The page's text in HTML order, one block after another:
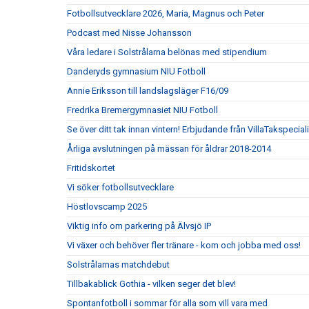
Fotbollsutvecklare 2026, Maria, Magnus och Peter
Podcast med Nisse Johansson
Våra ledare i Solstrålarna belönas med stipendium
Danderyds gymnasium NIU Fotboll
Annie Eriksson till landslagsläger F16/09
Fredrika Bremergymnasiet NIU Fotboll
Se över ditt tak innan vintern! Erbjudande från
Årliga avslutningen på mässan för åldrar 2018-2014
Fritidskortet
Vi söker fotbollsutvecklare
Höstlovscamp 2025
Viktig info om parkering på Älvsjö IP
Vi växer och behöver fler tränare - kom och jobba med oss!
Solstrålarnas matchdebut
Tillbakablick Gothia - vilken seger det blev!
Spontanfotboll i sommar för alla som vill vara med